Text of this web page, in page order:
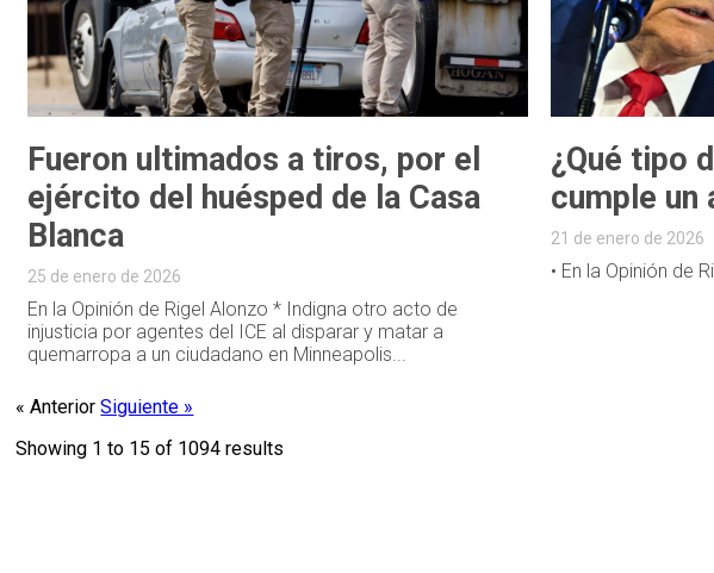
Fueron ultimados a tiros, por el
ejército del huésped de la Casa
Blanca
25 de enero de 2026
En la Opinión de Rigel Alonzo * Indigna otro acto de
injusticia por agentes del ICE al disparar y matar a
quemarropa a un ciudadano en Minneapolis...
¿Qué tipo
cumple un
21 de enero de 2026
• En la Opinión de
« AnteriorSiguiente »
Showing 1 to 15 of 1094 results